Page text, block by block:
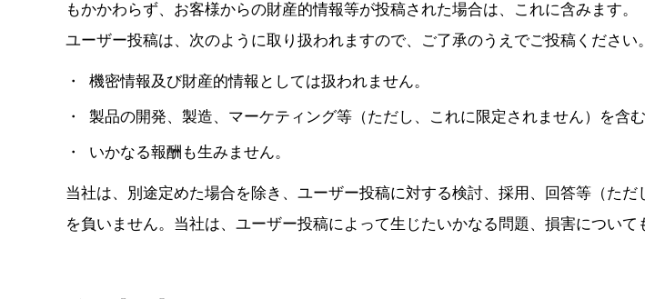
もかかわらず、お客様からの財産的情報等が投稿された場合は、これに含みます。
ユーザー投稿は、次のように取り扱われますので、ご了承のうえでご投稿ください。
機密情報及び財産的情報としては扱われません。
製品の開発、製造、マーケティング等（ただし、これに限定されません）を含
いかなる報酬も生みません。
当社は、別途定めた場合を除き、ユーザー投稿に対する検討、採用、回答等（た
を負いません。当社は、ユーザー投稿によって生じたいかなる問題、損害について